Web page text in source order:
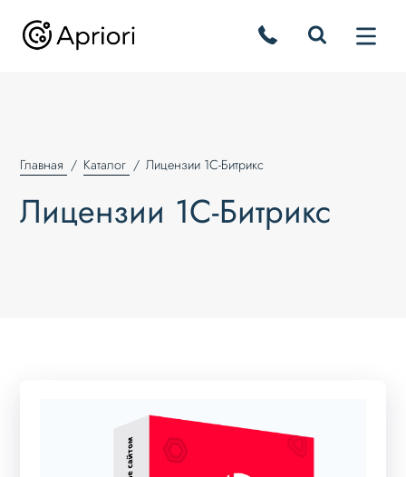
Главная Каталог Лицензии 1С-Битрикс
Лицензии 1С-Битрикс